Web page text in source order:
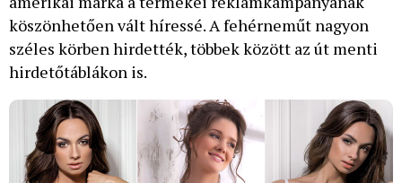
köszönhetően vált híressé. A fehérneműt nagyon
széles körben hirdették, többek között az út menti
hirdetőtáblákon is.